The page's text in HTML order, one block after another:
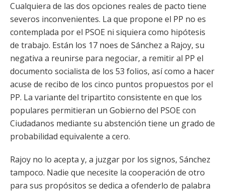
Cualquiera de las dos opciones reales de pacto tiene
severos inconvenientes. La que propone el PP no es
contemplada por el PSOE ni siquiera como hipótesis
de trabajo. Están los 17 noes de Sánchez a Rajoy, su
negativa a reunirse para negociar, a remitir al PP el
documento socialista de los 53 folios, así como a hacer
acuse de recibo de los cinco puntos propuestos por el
PP. La variante del tripartito consistente en que los
populares permitieran un Gobierno del PSOE con
Ciudadanos mediante su abstención tiene un grado de
probabilidad equivalente a cero.
Rajoy no lo acepta y, a juzgar por los signos, Sánchez
tampoco. Nadie que necesite la cooperación de otro
para sus propósitos se dedica a ofenderlo de palabra